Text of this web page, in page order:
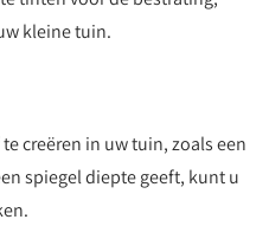
kleine tuin.
creëren in uw tuin, zoals een
spiegel diepte geeft, kunt u